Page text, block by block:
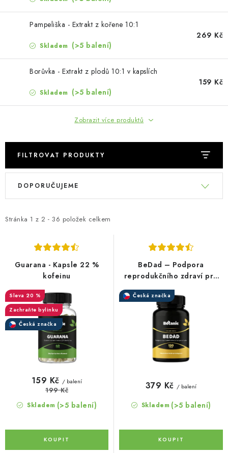
OSTATNÍ
Proč Botanic?
Kontakty
Pampeliška - Extrakt z kořene 10:1
Skladem (>5 balení)
269 Kč
Borůvka - Extrakt z plodů 10:1 v kapslích
Skladem (>5 balení)
159 Kč
Zobrazit více produktů
FILTROVAT PRODUKTY
V
i
d
u
k
t
Stránka 1 z 2 - 36 položek celkem
Ř
e
o
d
u
k
DOPORUČUJEME
Guarana - Kapsle 22 %
kofeinu
20 %
Zachraňte bylinku
Česká značka
Skladem (>5 balení)
159 Kč / balení
199 Kč
BeDad – Podpora
reprodukčního zdraví pro
muže
Česká značka
Skladem (>5 balení)
379 Kč / balení